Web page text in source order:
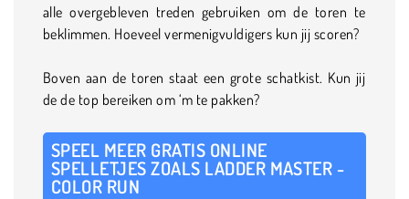
alle overgebleven treden gebruiken om de toren te
beklimmen. Hoeveel vermenigvuldigers kun jij scoren?
Boven aan de toren staat een grote schatkist. Kun jij
de de top bereiken om ‘m te pakken?
SPEEL MEER GRATIS ONLINE
SPELLETJES ZOALS LADDER MASTER -
COLOR RUN